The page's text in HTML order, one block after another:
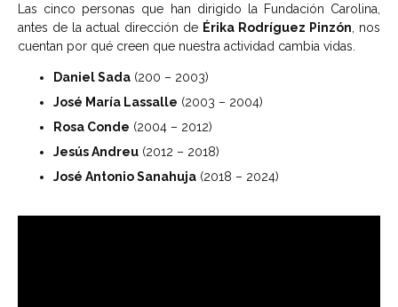
Las cinco personas que han dirigido la Fundación Carolina,
antes de la actual dirección de Érika Rodríguez Pinzón , nos
cuentan por qué creen que nuestra actividad cambia vidas.
Daniel Sada (200 – 2003)
José María Lassalle (2003 – 2004)
Rosa Conde (2004 – 2012)
Jesús Andreu (2012 – 2018)
José Antonio Sanahuja (2018 – 2024)